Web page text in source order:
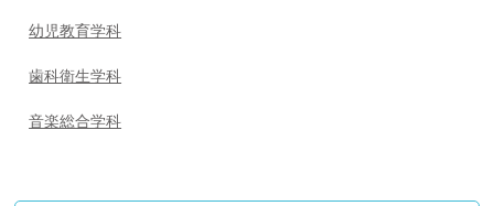
幼児教育学科
歯科衛生学科
音楽総合学科